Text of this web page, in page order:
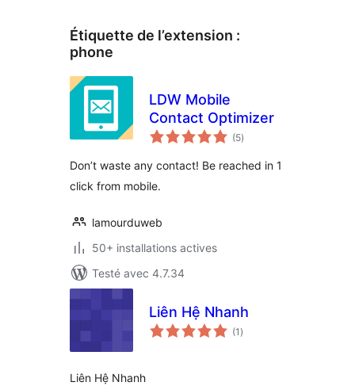
Étiquette de l’extension :
phone
LDW Mobile
Contact Optimizer
(5notes
en
)
Don’t waste any contact! Be reached in 1
click from mobile.
lamourduweb
50+ installations actives
Testé avec 4.7.34
Liên Hệ Nhanh
(1 notes
en
)
Liên Hệ Nhanh